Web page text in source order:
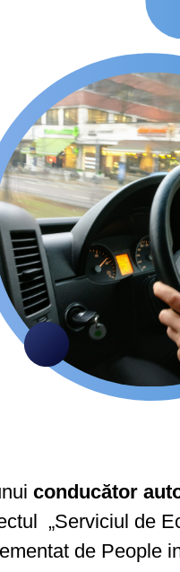
conducător
„Serviciul de
de People